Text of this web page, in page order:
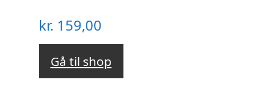
kr. 159,00
Gå til shop